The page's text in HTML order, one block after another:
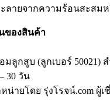
ลายจากความร้อนสะสม
ของสินค้า
ลูกสูบ (ลูกเบอร์ 50021)
30 วัน
น่ายโดย รุ่งโรจน์.com ผู้